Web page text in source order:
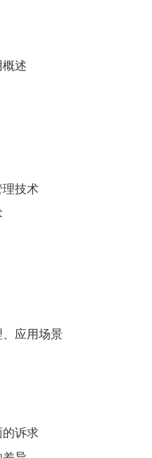
述
理技术
应用场景
诉求